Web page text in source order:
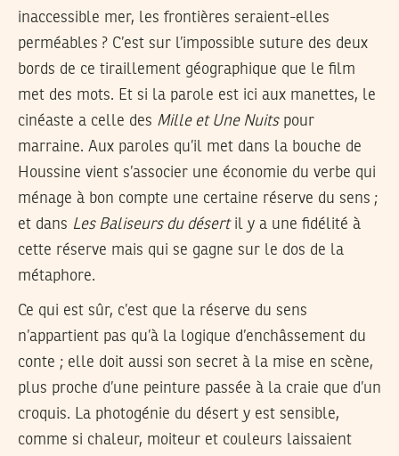
inaccessible mer, les frontières seraient-elles
perméables ? C’est sur l’impossible suture des deux
bords de ce tiraillement géographique que le film
met des mots. Et si la parole est ici aux manettes, le
cinéaste a celle des Mille et Une Nuitspour
marraine. Aux paroles qu’il met dans la bouche de
Houssine vient s’associer une économie du verbe qui
ménage à bon compte une certaine réserve du sens ;
et dans Les Baliseurs du désertil y a une fidélité à
cette réserve mais qui se gagne sur le dos de la
métaphore.
Ce qui est sûr, c’est que la réserve du sens
n’appartient pas qu’à la logique d’enchâssement du
conte ; elle doit aussi son secret à la mise en scène,
plus proche d’une peinture passée à la craie que d’un
croquis. La photogénie du désert y est sensible,
comme si chaleur, moiteur et couleurs laissaient